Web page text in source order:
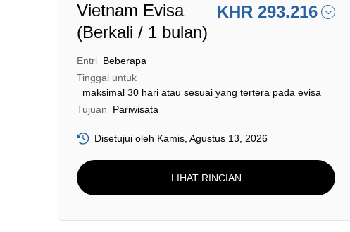
Vietnam Evisa
(Berkali / 1 bulan)
KHR 293.216
Entri Beberapa
Tinggal untuk
maksimal 30 hari atau sesuai yang tertera pada evisa
Tujuan
Pariwisata
Disetujui oleh Kamis, Agustus 13, 2026
LIHAT RINCIAN